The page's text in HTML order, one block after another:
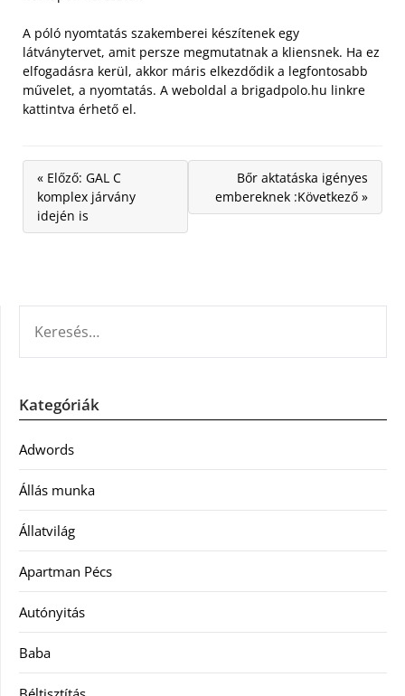
A póló nyomtatás szakemberei készítenek egy
látványtervet, amit persze megmutatnak a kliensnek. Ha ez
elfogadásra kerül, akkor máris elkezdődik a legfontosabb
művelet, a nyomtatás. A weboldal a brigadpolo.hu linkre
kattintva érhető el.
« Előző: GAL C
komplex járvány
idején is
Bőr aktatáska igényes
embereknek :Következő »
Kategóriák
Adwords
Állás munka
Állatvilág
Apartman Pécs
Autónyitás
Baba